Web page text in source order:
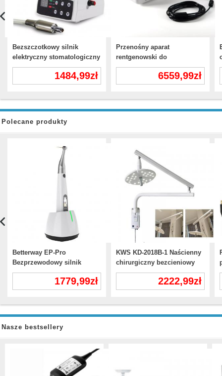
Bezszczotkowy silnik
elektryczny stomatologiczny
kompatybilny z kątnicą 1:5 /
1:1 / 16:1 z butelką na wodę
1484,99zł
Przenośny aparat
rentgenowski do
stomatologii z
wewnątrzustnym zestawem
czujników rentgenowskich
6559,99zł
Polecane produkty
Betterway EP-Pro
Bezprzewodowy silnik
endodontyczny z
lokalizatorem wierzchołka
1779,99zł
KWS KD-2018B-1 Naścienny
chirurgiczny bezcieniowy
włącznik dotykowy światła
do badania operacyjnego
2222,99zł
Nasze bestsellery